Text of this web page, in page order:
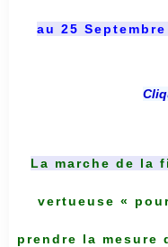
au 25 Septembre
La marche de la
vertueuse «
prendre la mesure